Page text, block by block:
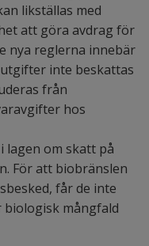
likställas med
att göra avdrag för
nya reglerna innebär
inte beskattas
från
hos
lagen om skatt på
För att biobränslen
får de inte
mångfald